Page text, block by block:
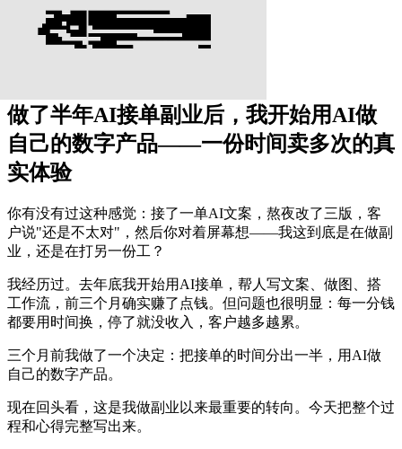
做了半年AI接单副业后，我开始用AI做
自己的数字产品——一份时间卖多次的真
实体验
你有没有过这种感觉：接了一单AI文案，熬夜改了三版，客
户说"还是不太对"，然后你对着屏幕想——我这到底是在做副
业，还是在打另一份工？
我经历过。去年底我开始用AI接单，帮人写文案、做图、搭
工作流，前三个月确实赚了点钱。但问题也很明显：每一分钱
都要用时间换，停了就没收入，客户越多越累。
三个月前我做了一个决定：把接单的时间分出一半，用AI做
自己的数字产品。
现在回头看，这是我做副业以来最重要的转向。今天把整个过
程和心得完整写出来。